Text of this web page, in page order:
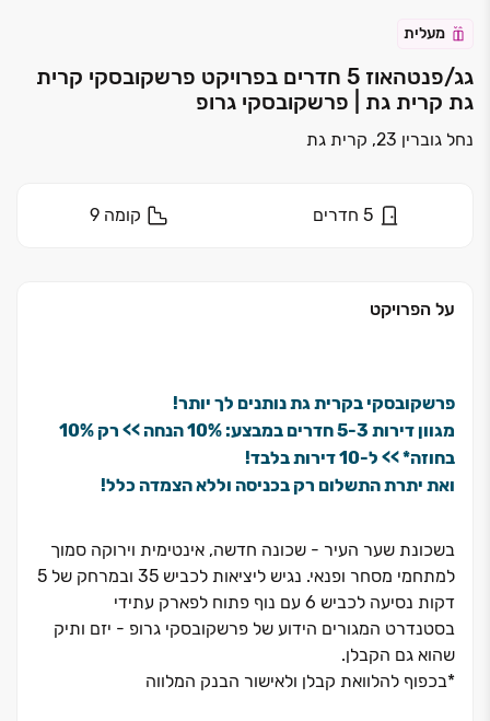
מעלית
גג/פנטהאוז 5 חדרים בפרויקט פרשקובסקי קרית
גת קרית גת | פרשקובסקי גרופ
נחל גוברין 23, קרית גת
5 חדרים קומה 9
על הפרויקט
פרשקובסקי בקרית גת נותנים לך יותר!
מגוון דירות ‏3‏-‏5 חדרים במבצע: ‏10% הנחה >> רק ‏10%
בחוזה* >> ל‏-‏10 דירות בלבד!
ואת יתרת התשלום רק בכניסה וללא הצמדה כלל!
בשכונת שער העיר - שכונה חדשה, אינטימית וירוקה סמוך
למתחמי מסחר ופנאי. נגיש ליציאות לכביש 35 ובמרחק של 5
דקות נסיעה לכביש 6 עם נוף פתוח לפארק עתידי
בסטנדרט המגורים הידוע של פרשקובסקי גרופ - יזם ותיק
שהוא גם הקבלן.
*בכפוף להלוואת קבלן ולאישור הבנק המלווה